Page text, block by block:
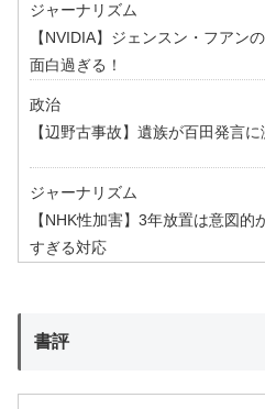
ジャーナリズム
【NVIDIA】ジェンスン・フアン
面白過ぎる！
政治
【辺野古事故】遺族が百田発言に
ジャーナリズム
【NHK性加害】3年放置は意図的
すぎる対応
書評